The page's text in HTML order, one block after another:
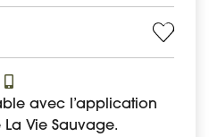
avec l’application
Vie Sauvage.